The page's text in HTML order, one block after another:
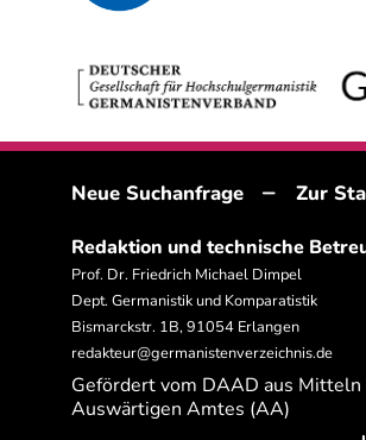
Neue Suchanfrage – Zur
Redaktion und technische
Prof. Dr. Friedrich Michael Dimpel
Dept. Germanistik und Komparatistik
Bismarckstr. 1B, 91054 Erlangen
redakteur@germanistenverzeichnis.de
Gefördert vom DAAD aus Mitteln
Auswärtigen Amtes (AA)